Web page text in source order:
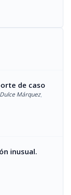
de caso
Dulce Márquez,
inusual.